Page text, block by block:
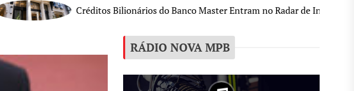
Créditos Bilionários do Banco Master Entram no Radar de Investigação por
RÁDIO NOVA MPB